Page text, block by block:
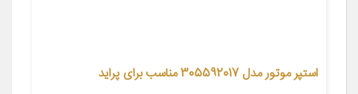
استپر موتور مدل 305592017 مناسب برای پراید